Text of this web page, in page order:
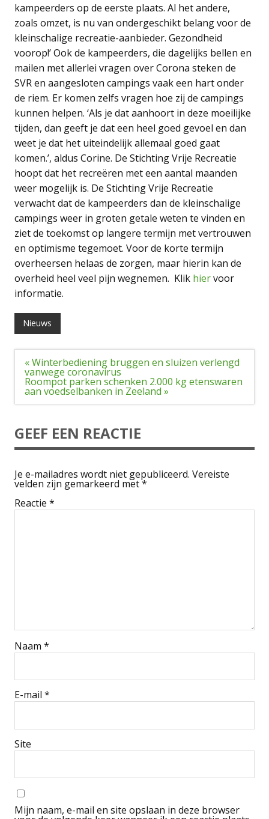
kampeerders op de eerste plaats. Al het andere,
zoals omzet, is nu van ondergeschikt belang voor de
kleinschalige recreatie-aanbieder. Gezondheid
voorop!’ Ook de kampeerders, die dagelijks bellen en
mailen met allerlei vragen over Corona steken de
SVR en aangesloten campings vaak een hart onder
de riem. Er komen zelfs vragen hoe zij de campings
kunnen helpen. ‘Als je dat aanhoort in deze moeilijke
tijden, dan geeft je dat een heel goed gevoel en dan
weet je dat het uiteindelijk allemaal goed gaat
komen.’, aldus Corine. De Stichting Vrije Recreatie
hoopt dat het recreëren met een aantal maanden
weer mogelijk is. De Stichting Vrije Recreatie
verwacht dat de kampeerders dan de kleinschalige
campings weer in groten getale weten te vinden en
ziet de toekomst op langere termijn met vertrouwen
en optimisme tegemoet. Voor de korte termijn
overheersen helaas de zorgen, maar hierin kan de
overheid heel veel pijn wegnemen. Klik hiervoor
informatie.
Nieuws
Bericht
navigatie
« Winterbediening bruggen en sluizen verlengd
vanwege coronavirus
Roompot parken schenken 2.000 kg etenswaren
aan voedselbanken in Zeeland »
GEEF EEN REACTIE
Je e-mailadres wordt niet gepubliceerd. Vereiste
velden zijn gemarkeerd met*
Reactie *
Naam *
E-mail *
Site
Mijn naam, e-mail en site opslaan in deze browser